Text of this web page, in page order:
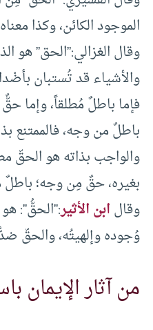
الموجود الكائن، وكذا
وقال الغزالي:”الحق” هو
والأشياء قد تُستبان
فإما باطلٌ مُطلقاً، وإما
باطلٌ من وجه، فالممتنع
والواجب بذاته هو الحقّ
بغيره، حقٌ مِن وجه؛
وقالابن الأثير:”الحقُّ”:
وُجوده وإلهيتُه، والحقّ
من آثار الإيمان